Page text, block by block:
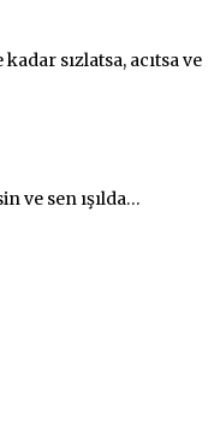
sızlatsa, acıtsa ve
ve sen ışılda…